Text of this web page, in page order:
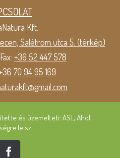
Kft.
Salétrom utca 5. (térkép)
+36 52 447 578
70 94 95 169
és üzemelteti: ASL, Ahol
lelsz.